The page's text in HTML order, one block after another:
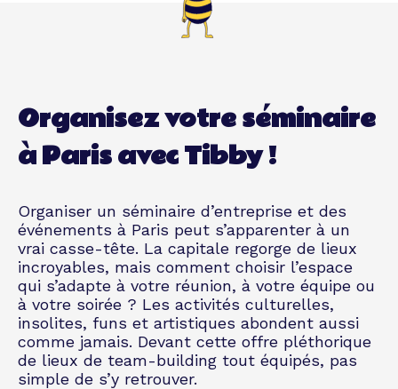
Organisez votre séminaire
à Paris avec Tibby !
Organiser un séminaire d’entreprise et des
événements à Paris peut s’apparenter à un
vrai casse-tête. La capitale regorge de lieux
incroyables, mais comment choisir l’espace
qui s’adapte à votre réunion, à votre équipe ou
à votre soirée ? Les activités culturelles,
insolites, funs et artistiques abondent aussi
comme jamais. Devant cette offre pléthorique
de lieux de team-building tout équipés, pas
simple de s’y retrouver.